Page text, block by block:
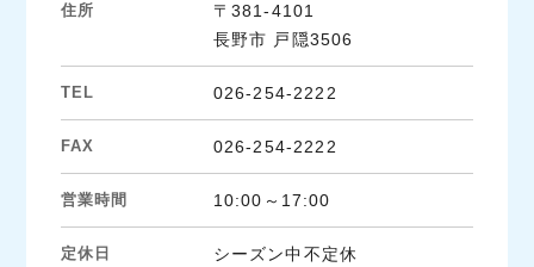
住所
〒381-4101
長野市 戸隠3506
TEL 026-254-2222
FAX 026-254-2222
営業時間 10:00～17:00
定休日 シーズン中不定休